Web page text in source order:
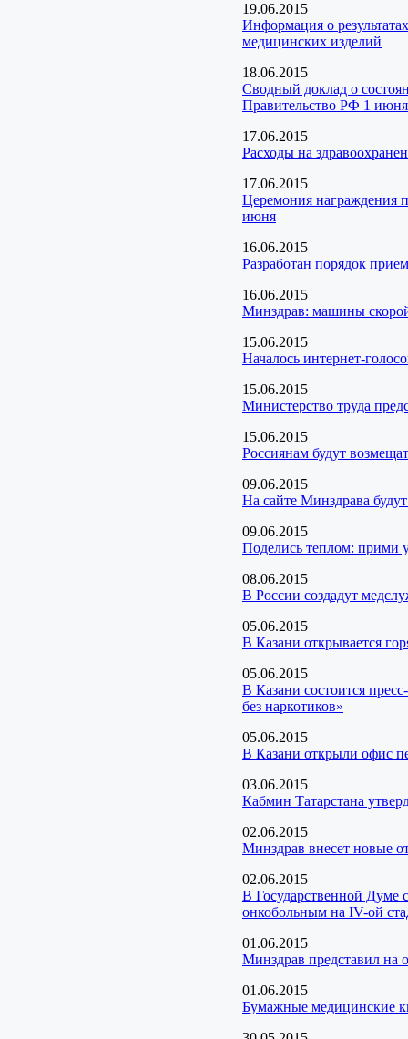
19.06.2015
Информация о
медицинских изделий
18.06.2015
Сводный доклад о
Правительство РФ 1 июня
17.06.2015
Расходы на
17.06.2015
Церемония награждения
июня
16.06.2015
Разработан порядок
16.06.2015
Минздрав: машины
15.06.2015
Началось интернет-
15.06.2015
Министерство труда
15.06.2015
Россиянам будут
09.06.2015
На сайте Минздрава
09.06.2015
Поделись теплом: прими
08.06.2015
В России создадут
05.06.2015
В Казани открывается
05.06.2015
В Казани состоится
без наркотиков»
05.06.2015
В Казани открыли офис
03.06.2015
Кабмин Татарстана
02.06.2015
Минздрав внесет новые
02.06.2015
В Государственной Думе
онкобольным на IV-ой
01.06.2015
Минздрав представил на
01.06.2015
Бумажные медицинские